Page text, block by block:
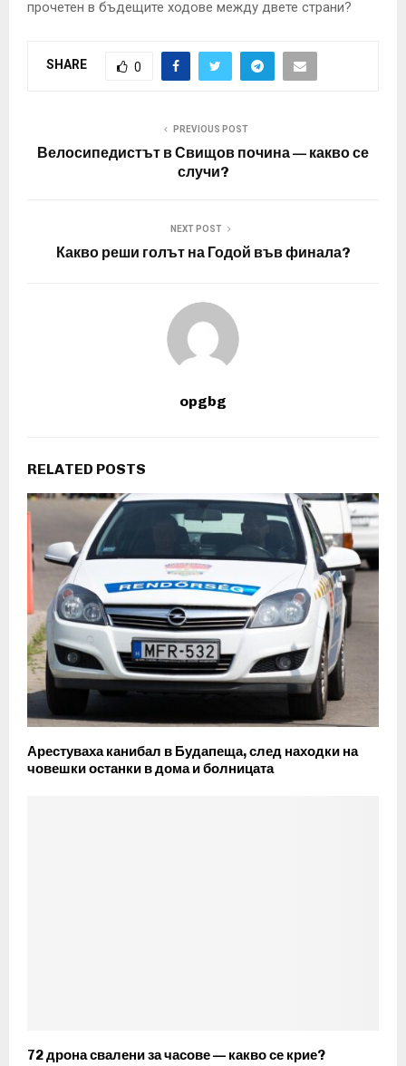
прочетен в бъдещите ходове между двете страни?
SHARE 0
PREVIOUS POST
Велосипедистът в Свищов почина — какво се
случи?
NEXT POST
Какво реши голът на Годой във финала?
opgbg
RELATED POSTS
Арестуваха канибал в Будапеща, след находки на
човешки останки в дома и болницата
72 дрона свалени за часове — какво се крие?